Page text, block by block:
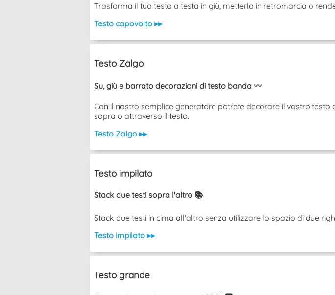
Trasforma il tuo testo a testa in giù, metterlo in retromarcia o
Testo capovolto ▸▸
Testo Zalgo
Su, giù e barrato decorazioni di testo banda 〰️
Con il nostro semplice generatore potrete decorare il vostro
sopra o attraverso il testo.
Testo Zalgo ▸▸
Testo impilato
Stack due testi sopra l'altro 📚
Stack due testi in cima all'altro senza utilizzare lo spazio di due
Testo impilato ▸▸
Testo grande